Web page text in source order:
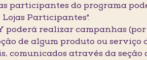
participantes do programa
Lojas Participantes".
poderá realizar campanhas
de algum produto ou
comunicados através da